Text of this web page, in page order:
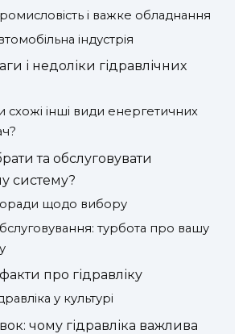
і важке обладнання
індустрія
і недоліки гідравлічних
схожі інші види енергетичних
та обслуговувати
систему?
щодо вибору
турбота про вашу
факти про гідравліку
у культурі
чому гідравліка важлива